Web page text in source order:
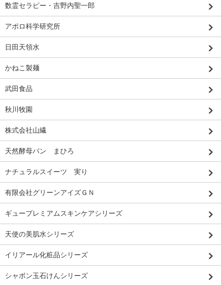
数霊セラピー・吉野内聖一郎
アポロ科学研究所
日田天領水
かねこ製麺
武田食品
秋川牧園
株式会社山繊
天然酵母パン まひろ
ナチュラルスイーツ 実り
有限会社グリーンアイズＧＮ
ギュープレミアムスキンケアシリーズ
天使の美肌水シリーズ
イリアール化粧品シリーズ
シャボン玉石けんシリーズ